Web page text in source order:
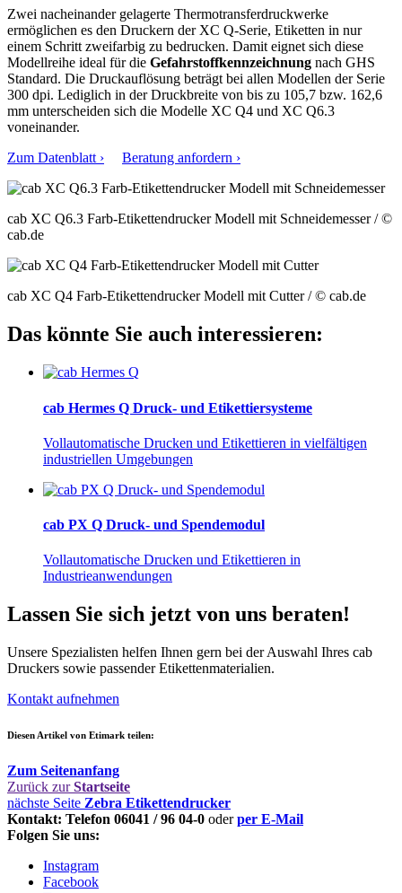
Zwei nacheinander gelagerte Thermotransferdruckwerke
ermöglichen es den Druckern der XC Q-Serie, Etiketten in nur
einem Schritt zweifarbig zu bedrucken. Damit eignet sich diese
Modellreihe ideal für die Gefahrstoffkennzeichnung nach GHS
Standard. Die Druckauflösung beträgt bei allen Modellen der Serie
300 dpi. Lediglich in der Druckbreite von bis zu 105,7 bzw. 162,6
mm unterscheiden sich die Modelle XC Q4 und XC Q6.3
voneinander.
Zum Datenblatt ›
Beratung anfordern ›
cab XC Q6.3 Farb-Etikettendrucker Modell mit Schneidemesser/ ©
cab.de
cab XC Q4 Farb-Etikettendrucker Modell mit Cutter/ © cab.de
Das könnte Sie auch interessieren:
cab Hermes Q Druck- und Etikettiersysteme
Vollautomatische Drucken und Etikettieren in vielfältigen
industriellen Umgebungen
cab PX Q Druck- und Spendemodul
Vollautomatische Drucken und Etikettieren in
Industrieanwendungen
Lassen Sie sich jetzt von uns beraten!
Unsere Spezialisten helfen Ihnen gern bei der Auswahl Ihres cab
Druckers sowie passender Etikettenmaterialien.
Kontakt aufnehmen
Diesen Artikel von Etimark teilen:
Zum Seitenanfang
Zurück zurStartseite
nächste Seite Zebra Etikettendrucker
Kontakt: Telefon 06041 / 96 04-0 oderper E-Mail
Folgen Sie uns:
Instagram
Facebook